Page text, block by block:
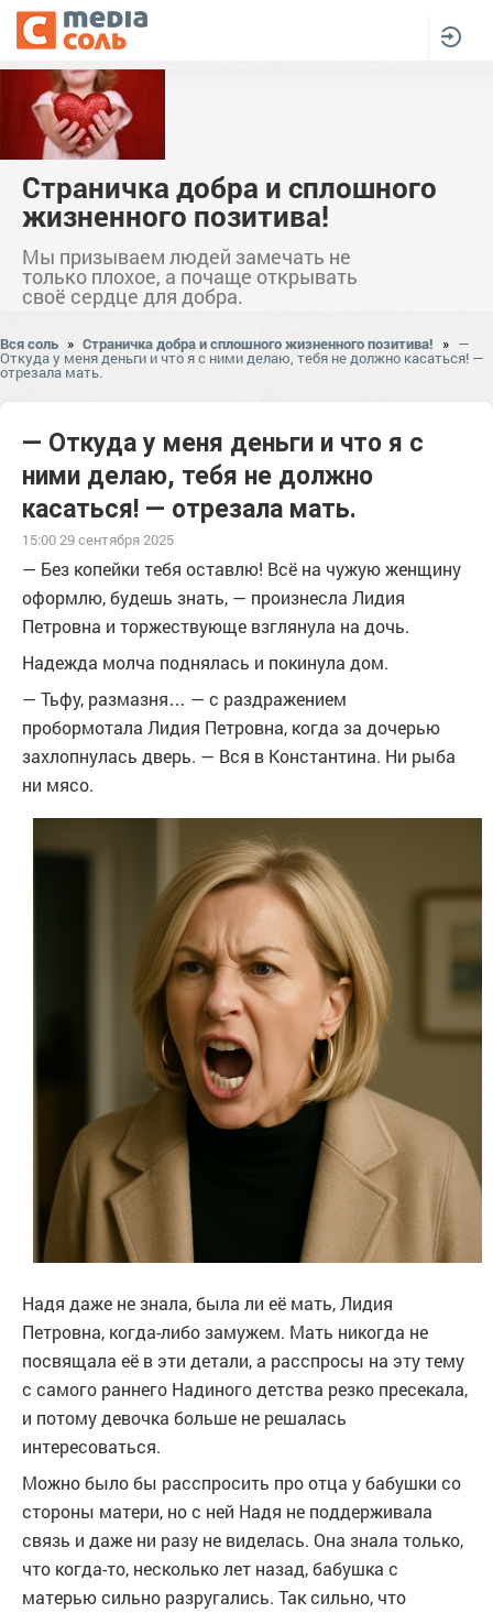
Страничка добра и сплошного
жизненного позитива!
Мы призываем людей замечать не
только плохое, а почаще открывать
своё сердце для добра.
Вся соль » Страничка добра и сплошного жизненного позитива! » —
Откуда у меня деньги и что я с ними делаю, тебя не должно касаться! —
отрезала мать.
— Откуда у меня деньги и что я с
ними делаю, тебя не должно
касаться! — отрезала мать.
15:00 29 сентября 2025
— Без копейки тебя оставлю! Всё на чужую женщину
оформлю, будешь знать, — произнесла Лидия
Петровна и торжествующе взглянула на дочь.
Надежда молча поднялась и покинула дом.
— Тьфу, размазня… — с раздражением
пробормотала Лидия Петровна, когда за дочерью
захлопнулась дверь. — Вся в Константина. Ни рыба
ни мясо.
Надя даже не знала, была ли её мать, Лидия
Петровна, когда-либо замужем. Мать никогда не
посвящала её в эти детали, а расспросы на эту тему
с самого раннего Надиного детства резко пресекала,
и потому девочка больше не решалась
интересоваться.
Можно было бы расспросить про отца у бабушки со
стороны матери, но с ней Надя не поддерживала
связь и даже ни разу не виделась. Она знала только,
что когда-то, несколько лет назад, бабушка с
матерью сильно разругались. Так сильно, что